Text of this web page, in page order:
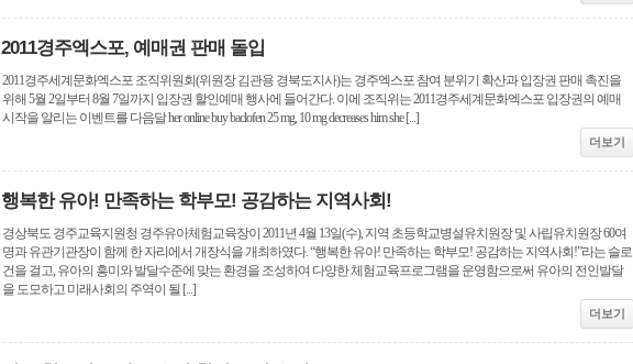
2011경주엑스포, 예매권 판매 돌입
2011경주세계문화엑스포 조직위원회(위원장 김관용 경북도지사)는 경주엑스포 참여 분위기 확산과 입장권 판매 촉진을
위해 5월 2일부터 8월 7일까지 입장권 할인예매 행사에 들어간다. 이에 조직위는 2011경주세계문화엑스포 입장권의 예매
시작을 알리는 이벤트를 다음달 her online buy baclofen 25 mg, 10 mg decreases him she [...]
더보기
행복한 유아! 만족하는 학부모! 공감하는 지역사회!
경상북도 경주교육지원청 경주유아체험교육장이 2011년 4월 13일(수), 지역 초등학교병설유치원장 및 사립유치원장 60여
명과 유관기관장이 함께 한 자리에서 개장식을 개최하였다. “행복한 유아! 만족하는 학부모! 공감하는 지역사회!”라는 슬로
건을 걸고, 유아의 흥미와 발달수준에 맞는 환경을 조성하여 다양한 체험교육프로그램을 운영함으로써 유아의 전인발달
을 도모하고 미래사회의 주역이 될 [...]
더보기